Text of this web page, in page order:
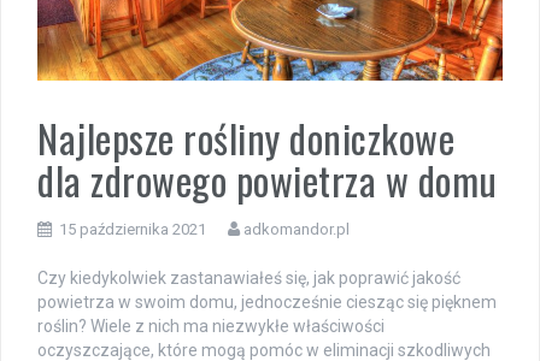
Najlepsze rośliny doniczkowe
dla zdrowego powietrza w domu
15 października 2021 adkomandor.pl
Czy kiedykolwiek zastanawiałeś się, jak poprawić jakość
powietrza w swoim domu, jednocześnie ciesząc się pięknem
roślin? Wiele z nich ma niezwykłe właściwości
oczyszczające, które mogą pomóc w eliminacji szkodliwych